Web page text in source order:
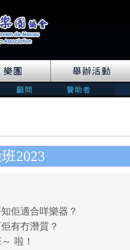
2023
佢適合咩樂器？
有冇潛質？
啦！